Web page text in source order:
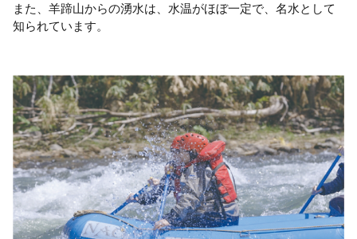
また、羊蹄山からの湧水は、水温がほぼ一定で、名水として
知られています。